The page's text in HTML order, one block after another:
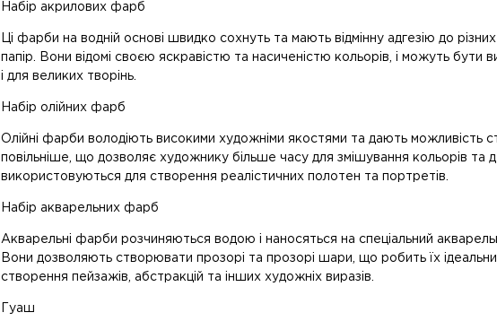
Набір акрилових фарб
Ці фарби на водній основі швидко сохнуть та мають відмінну адгезію до
папір. Вони відомі своєю яскравістю та насиченістю кольорів, і можуть бути
і для великих творінь.
Набір олійних фарб
Олійні фарби володіють високими художніми якостями та дають можливість
повільніше, що дозволяє художнику більше часу для змішування кольорів та
використовуються для створення реалістичних полотен та портретів.
Набір акварельних фарб
Акварельні фарби розчиняються водою і наносяться на спеціальний
Вони дозволяють створювати прозорі та прозорі шари, що робить їх
створення пейзажів, абстракцій та інших художніх виразів.
Гуаш